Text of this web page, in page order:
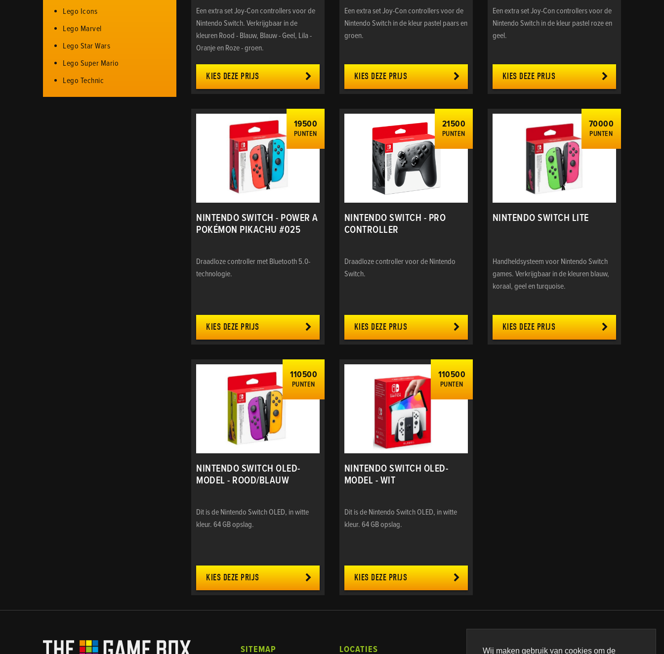
Wij maken gebruik van cookies om de
Lego Icons
Lego Marvel
Lego Star Wars
Lego Super Mario
Lego Technic
Een extra set Joy-Con controllers voor de
Nintendo Switch. Verkrijgbaar in de
kleuren Rood - Blauw, Blauw - Geel, Lila -
Oranje en Roze - groen.
KIES DEZE PRIJS
Een extra set Joy-Con controllers voor de
Nintendo Switch in de kleur pastel paars en
groen.
KIES DEZE PRIJS
Een extra set Joy-Con controllers voor de
Nintendo Switch in de kleur pastel roze en
geel.
KIES DEZE PRIJS
19500
PUNTEN
NINTENDO SWITCH - POWER A
POKÉMON PIKACHU #025
Draadloze controller met Bluetooth 5.0-
technologie.
KIES DEZE PRIJS
21500
PUNTEN
NINTENDO SWITCH - PRO
CONTROLLER
Draadloze controller voor de Nintendo
Switch.
KIES DEZE PRIJS
70000
PUNTEN
NINTENDO SWITCH LITE
Handheldsysteem voor Nintendo Switch
games. Verkrijgbaar in de kleuren blauw,
koraal, geel en turquoise.
KIES DEZE PRIJS
110500
PUNTEN
NINTENDO SWITCH OLED-
MODEL - ROOD/BLAUW
Dit is de Nintendo Switch OLED, in witte
kleur. 64 GB opslag.
KIES DEZE PRIJS
110500
PUNTEN
NINTENDO SWITCH OLED-
MODEL - WIT
Dit is de Nintendo Switch OLED, in witte
kleur. 64 GB opslag.
KIES DEZE PRIJS
SITEMAP LOCATIES CONNECT